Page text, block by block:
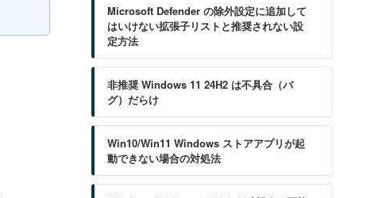
Microsoft Defender の除外設定に追加して
はいけない拡張子リストと推奨されない設
定方法
非推奨 Windows 11 24H2 は不具合（バ
グ）だらけ
Win10/Win11 Windows ストアアプリが起
動できない場合の対処法